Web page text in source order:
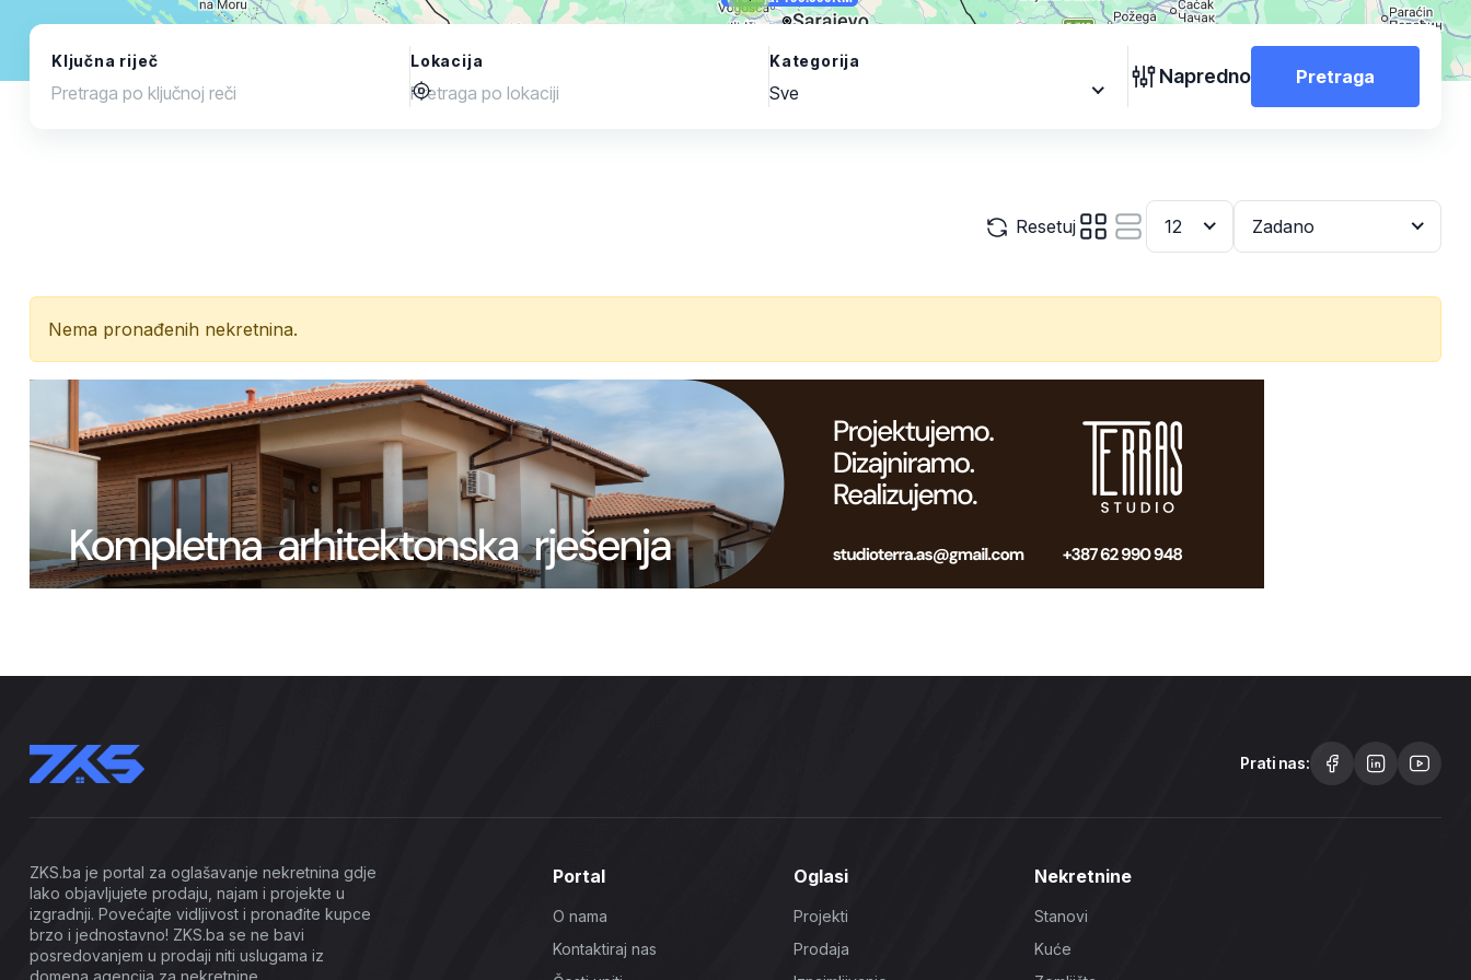
Ključna riječ Lokacija Kategorija
Sve
Napredno Pretraga
Resetuj 12 Zadano
Nema pronađenih nekretnina.
Prati nas:
ZKS.ba je portal za oglašavanje nekretnina gdje
lako objavljujete prodaju, najam i projekte u
izgradnji. Povećajte vidljivost i pronađite kupce
brzo i jednostavno! ZKS.ba se ne bavi
posredovanjem u prodaji niti uslugama iz
domena agencija za nekretnine.
Portal
O nama
Kontaktiraj nas
Oglasi
Projekti
Prodaja
Nekretnine
Stanovi
Kuće